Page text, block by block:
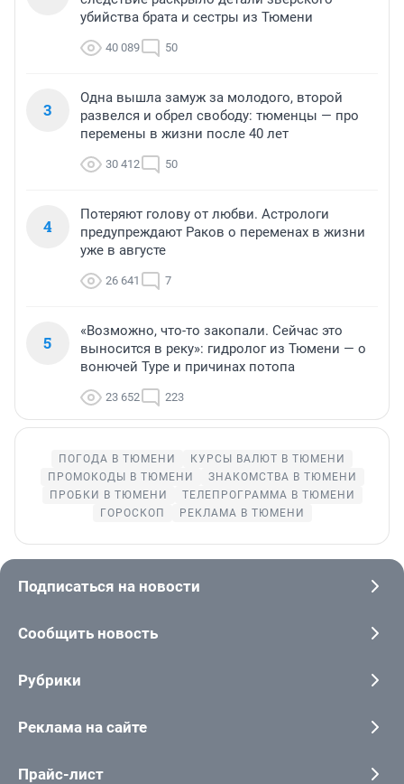
убийства брата и сестры из Тюмени
40 089 50
3
Одна вышла замуж за молодого, второй
развелся и обрел свободу: тюменцы — про
перемены в жизни после 40 лет
30 412 50
4
Потеряют голову от любви. Астрологи
предупреждают Раков о переменах в жизни
уже в августе
26 641 7
5
«Возможно, что-то закопали. Сейчас это
выносится в реку»: гидролог из Тюмени — о
вонючей Туре и причинах потопа
23 652 223
ПОГОДА В ТЮМЕНИ
КУРСЫ ВАЛЮТ В ТЮМЕНИ
ПРОМОКОДЫ В ТЮМЕНИ
ЗНАКОМСТВА В ТЮМЕНИ
ПРОБКИ В ТЮМЕНИ
ТЕЛЕПРОГРАММА В ТЮМЕНИ
ГОРОСКОП
РЕКЛАМА В ТЮМЕНИ
Подписаться на новости
Сообщить новость
Рубрики
Реклама на сайте
Прайс-лист